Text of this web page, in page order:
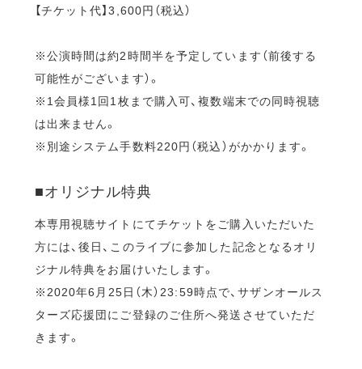
【チケット代】3,600円（税込）
※公演時間は約2時間半を予定しています（前後する
可能性がございます）。
※1会員様1回1枚まで購入可、複数端末での同時視聴
は出来ません。
※別途システム手数料220円（税込）がかかります。
■オリジナル特典
本専用視聴サイトにてチケットをご購入いただいた
方には、後日、このライブに参加した記念となるオリ
ジナル特典をお届けいたします。
※2020年6月25日（木）23:59時点で、サザンオールス
ターズ応援団にご登録のご住所へ発送させていただ
きます。